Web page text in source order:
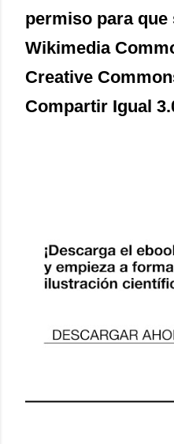
permiso para que
Wikimedia
Creative
Compartir Igual